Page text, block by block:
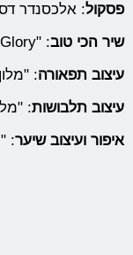
פסקול: אלכסנדר
שיר הכי טוב: "Glory" מתוך "סלמה"
עיצוב תפאורה:
עיצוב תלבושות:
איפור ועיצוב שיער: